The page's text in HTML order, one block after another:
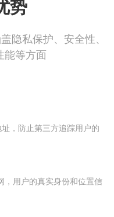
势
隐私保护、安全性、
能等方面
，防止第三方追踪用户的
，用户的真实身份和位置信